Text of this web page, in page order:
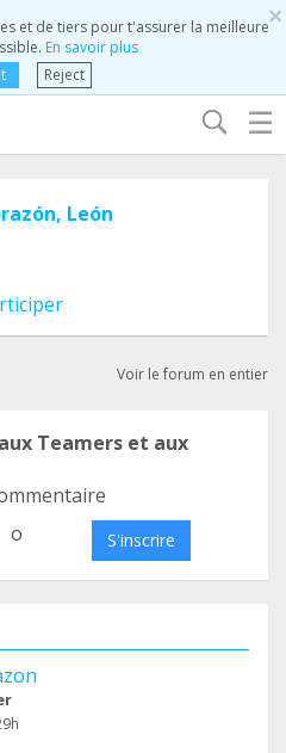
×
et de tiers pour t'assurer la meilleure
En savoir plus
Reject
☰
León
Voir le forum en entier
Teamers et aux
o S'inscrire